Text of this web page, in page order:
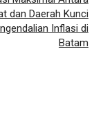
dan Daerah Kunci
Inflasi di
Batam